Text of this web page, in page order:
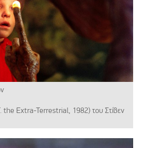
the Extra-Terrestrial, 1982) του Στίβεν